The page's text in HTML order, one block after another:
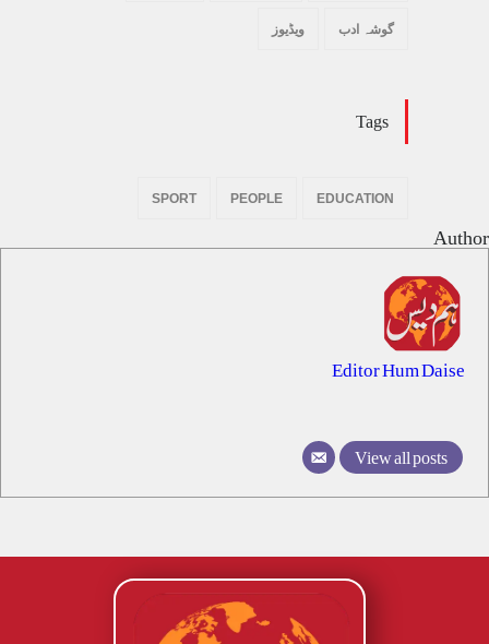
گوشہ ادب ویڈیوز
Tags
EDUCATION
PEOPLE
SPORT
Author
Editor Hum Daise
View all posts